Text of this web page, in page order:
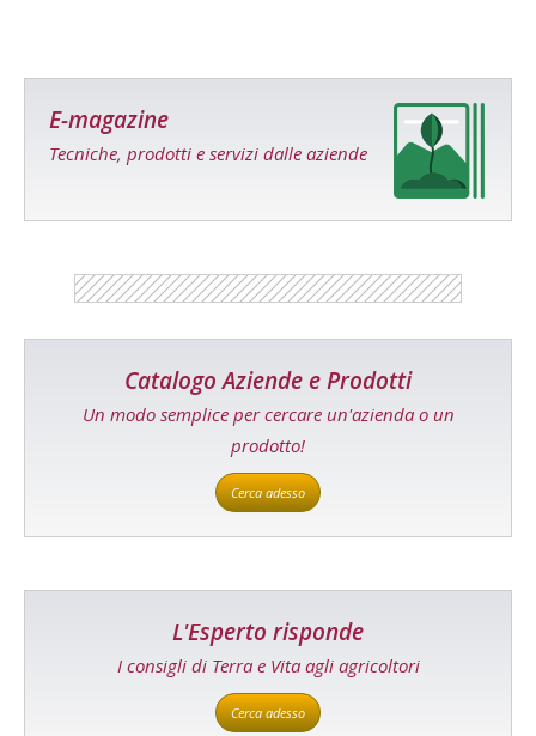
E-magazine
Tecniche, prodotti e servizi dalle aziende
Catalogo Aziende e Prodotti
Un modo semplice per cercare un'azienda o un
prodotto!
Cerca adesso
L'Esperto risponde
I consigli di Terra e Vita agli agricoltori
Cerca adesso